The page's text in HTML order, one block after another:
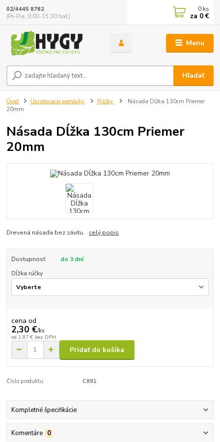
Menu
Hľadať
02/4445 8762
(Po-Pia, 8:00-15:30 hod.)
0 ks
za 0 €
Úvod Upratovacie pomôcky Rúčky
Násada Dĺžka 130cm Priemer
20mm
Násada Dĺžka 130cm Priemer
20mm
Drevená násada bez závitu. celý popis
Dostupnosť
do 3 dní
Dĺžka rúčky
cena od
2,30 €/ks
od 1,87 € bez DPH
Pridať do košíka
Číslo produktu: C891
Kompletné špecifikácie
Komentáre 0